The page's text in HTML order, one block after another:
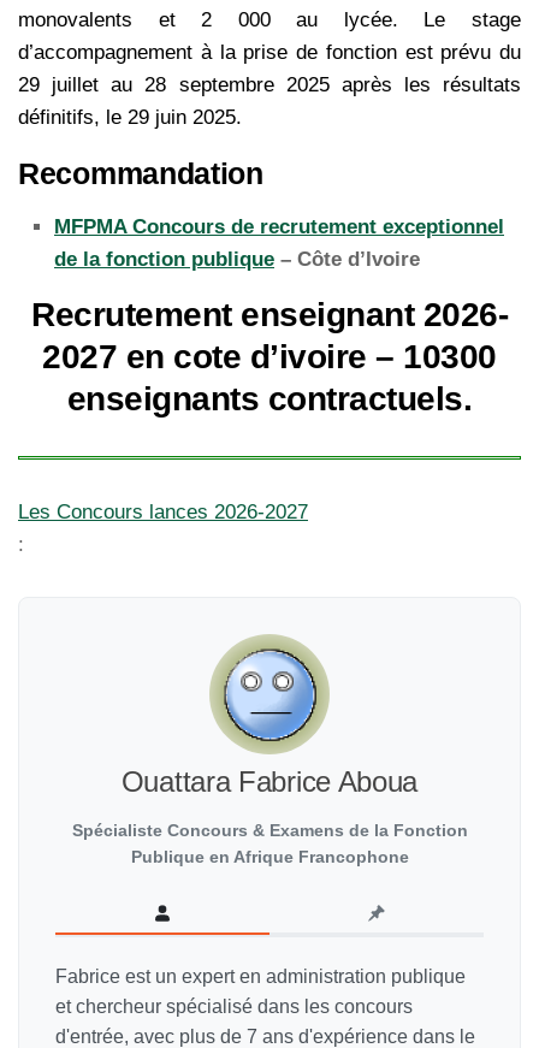
monovalents et 2 000 au lycée. Le stage
d’accompagnement à la prise de fonction est prévu du
29 juillet au 28 septembre 2025 après les résultats
définitifs, le 29 juin 2025.
Recommandation
MFPMA Concours de recrutement exceptionnel
de la fonction publique – Côte d’Ivoire
Recrutement enseignant 2026-
2027 en cote d’ivoire – 10300
enseignants contractuels.
Les Concours lances 2026-2027
:
Ouattara Fabrice Aboua
Spécialiste Concours & Examens de la Fonction
Publique en Afrique Francophone
Fabrice est un expert en administration publique
et chercheur spécialisé dans les concours
d'entrée, avec plus de 7 ans d'expérience dans le